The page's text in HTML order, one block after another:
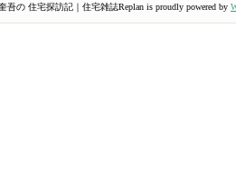
吾の 住宅探訪記｜住宅雑誌Replan is proudly powered by